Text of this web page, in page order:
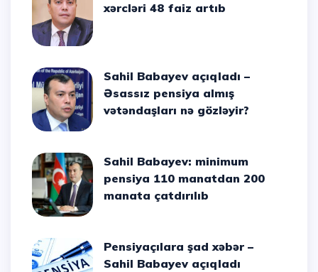
xərcləri 48 faiz artıb
Sahil Babayev açıqladı –
Əsassız pensiya almış
vətəndaşları nə gözləyir?
Sahil Babayev: minimum
pensiya 110 manatdan 200
manata çatdırılıb
Pensiyaçılara şad xəbər –
Sahil Babayev açıqladı